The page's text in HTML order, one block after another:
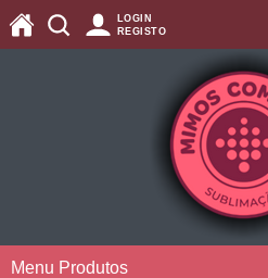
LOGIN
REGISTO
Menu Produtos